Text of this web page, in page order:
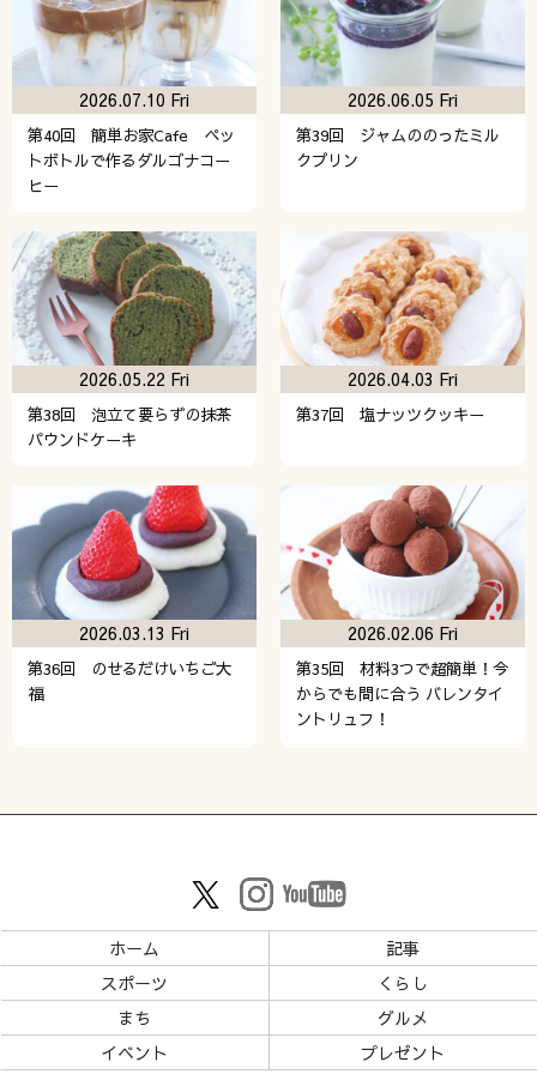
第40回 簡単お家Cafe ペッ
トボトルで作るダルゴナコー
ヒー
2026.07.10 Fri
第39回 ジャムののったミル
クプリン
2026.06.05 Fri
第38回 泡立て要らずの抹茶
パウンドケーキ
2026.05.22 Fri
第37回 塩ナッツクッキー
2026.04.03 Fri
第36回 のせるだけいちご大
福
2026.03.13 Fri
第35回 材料3つで超簡単！今
からでも間に合う バレンタイ
ントリュフ！
2026.02.06 Fri
ホーム
記事
スポーツ
くらし
まち
グルメ
イベント
プレゼント